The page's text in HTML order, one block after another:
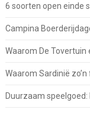
6 soorten open einde
Campina
Waarom De Tovertuin
Waarom Sardinië
Duurzaam